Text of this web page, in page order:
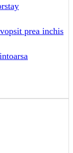
prea inchis